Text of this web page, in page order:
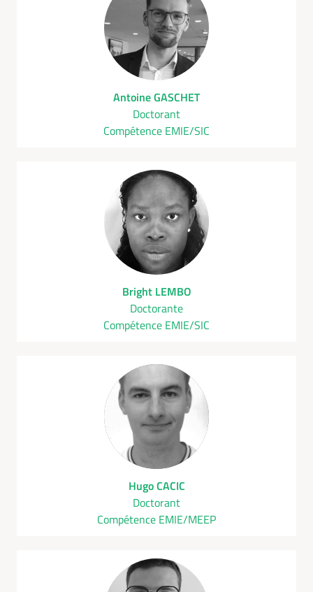
Antoine GASCHET
Doctorant
Compétence EMIE/SIC
Bright LEMBO
Doctorante
Compétence EMIE/SIC
Hugo CACIC
Doctorant
Compétence EMIE/MEEP